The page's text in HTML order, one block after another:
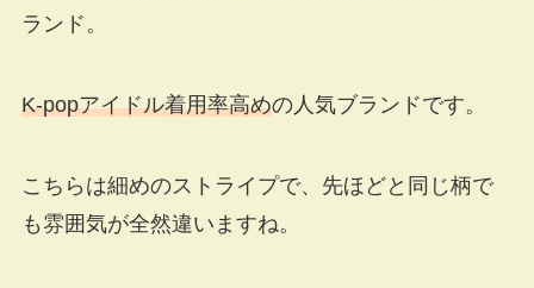
ランド。
K-popアイドル着用率高めの人気ブランドです。
こちらは細めのストライプで、先ほどと同じ柄で
も雰囲気が全然違いますね。